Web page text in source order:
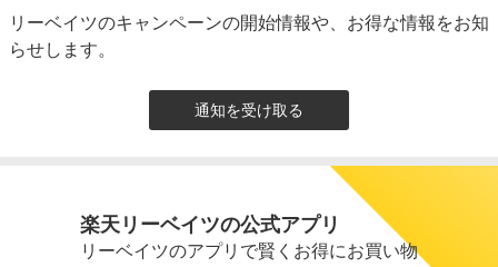
リーベイツのキャンペーンの開始情報や、お得な情報をお知
らせします。
通知を受け取る
楽天リーベイツの公式アプリ
リーベイツのアプリで賢くお得にお買い物